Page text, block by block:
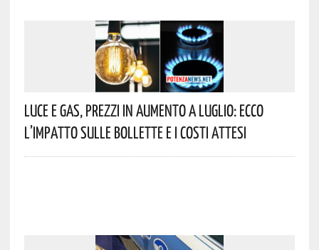
Luce E Gas, Prezzi In Aumento A Luglio: Ecco
L’impatto Sulle Bollette E I Costi Attesi